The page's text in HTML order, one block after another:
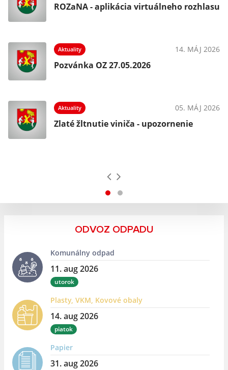
ROZaNA - aplikácia virtuálneho rozhlasu
Aktuality 14. MÁJ 2026
Pozvánka OZ 27.05.2026
Aktuality 05. MÁJ 2026
Zlaté žltnutie viniča - upozornenie
ODVOZ ODPADU
Komunálny odpad
11. aug 2026
utorok
Plasty, VKM, Kovové obaly
14. aug 2026
piatok
Papier
31. aug 2026